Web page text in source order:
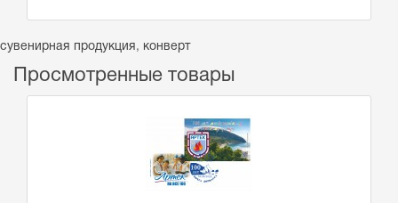
сувенирная продукция , конверт
Просмотренные товары